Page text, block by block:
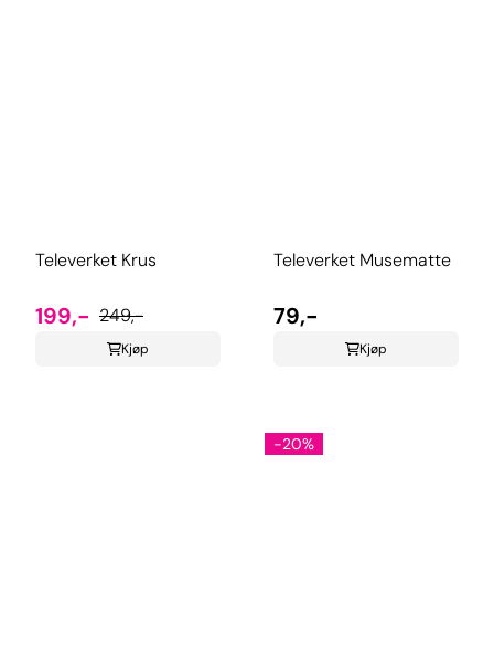
Televerket Krus
199,- 249,-
Kjøp
Televerket Musematte
79,-
Kjøp
-20%